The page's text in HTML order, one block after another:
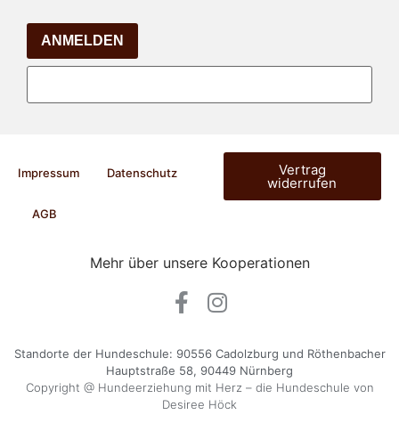
ANMELDEN
Impressum Datenschutz
AGB
Vertrag
widerrufen
Mehr über unsere Kooperationen
Standorte der Hundeschule: 90556 Cadolzburg und Röthenbacher
Hauptstraße 58, 90449 Nürnberg
Copyright @ Hundeerziehung mit Herz – die Hundeschule von
Desiree Höck